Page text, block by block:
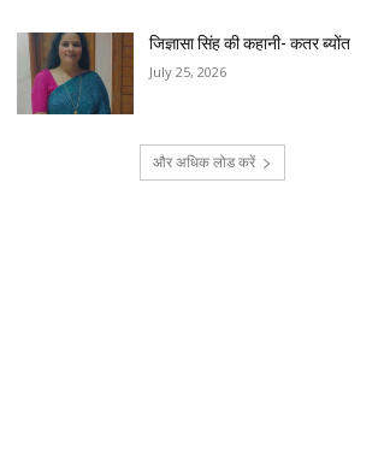
जिज्ञासा सिंह की कहानी- कतर ब्योंत
July 25, 2026
और अधिक लोड करें